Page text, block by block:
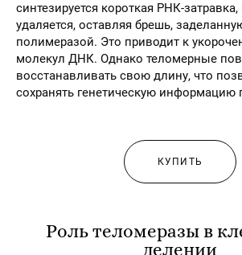
синтезируется короткая РНК-
удаляется, оставляя брешь,
полимеразой. Это приводит к
молекул ДНК. Однако теломерные
восстанавливать свою длину, что
сохранять генетическую информацию
КУПИТЬ
Роль теломеразы в
делении